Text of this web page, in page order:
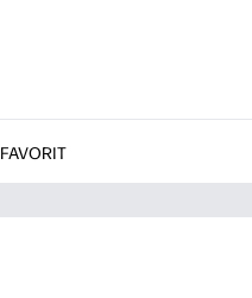
FAVORIT